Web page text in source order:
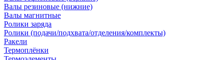
Валы резиновые (нижние)
Валы магнитные
Ролики заряда
Ролики (подачи/подхвата/отделения/комплекты)
Ракели
Термоплёнки